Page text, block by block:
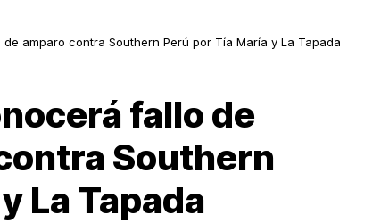
amparo contra Southern Perú por Tía María y La Tapada
fallo de
Southern
La Tapada